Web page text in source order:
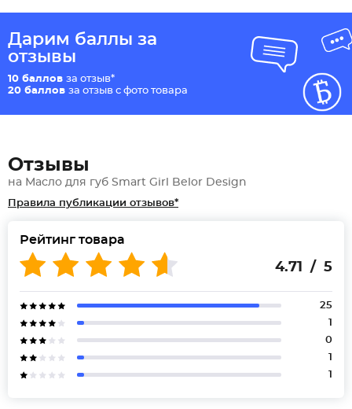
Дарим баллы за
отзывы
10 баллов за отзыв*
20 баллов за отзыв с фото товара
Отзывы
на Масло для губ Smart Girl Belor Design
Правила публикации отзывов*
Рейтинг товара
4.71 / 5
25
1
0
1
1